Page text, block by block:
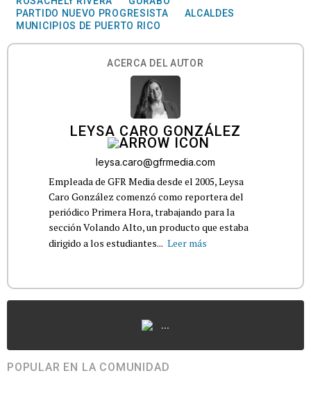
PARTIDO NUEVO PROGRESISTA
ALCALDES
MUNICIPIOS DE PUERTO RICO
ACERCA DEL AUTOR
LEYSA CARO GONZÁLEZ
leysa.caro@gfrmedia.com
Empleada de GFR Media desde el 2005, Leysa
Caro González comenzó como reportera del
periódico Primera Hora, trabajando para la
sección Volando Alto, un producto que estaba
dirigido a los estudiantes... Leer más
...
POPULAR EN LA COMUNIDAD